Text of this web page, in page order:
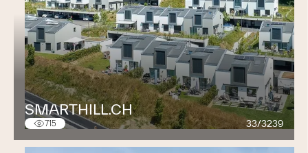
SMARTHILL.CH
715 33/3239